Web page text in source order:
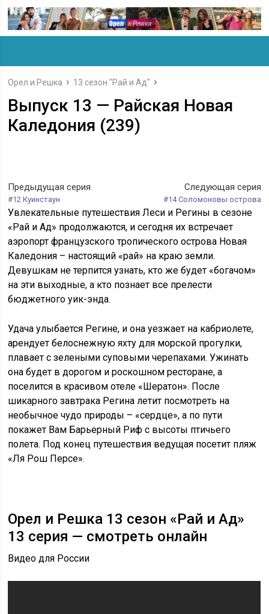
Орел и Решка 13 сезон "Рай и Ад"
Выпуск 13 — Райская Новая
Каледония (239)
Предыдущая серия
#12 Куинстаун
Следующая серия
#14 Соломоновы острова
Увлекательные путешествия Леси и Регины в сезоне
«Рай и Ад» продолжаются, и сегодня их встречает
аэропорт французского тропического острова Новая
Каледония – настоящий «рай» на краю земли.
Девушкам не терпится узнать, кто же будет «богачом»
на эти выходные, а кто познает все прелести
бюджетного уик-энда.
Удача улыбается Регине, и она уезжает на кабриолете,
арендует белоснежную яхту для морской прогулки,
плавает с зелеными суповыми черепахами. Ужинать
она будет в дорогом и роскошном ресторане, а
поселится в красивом отеле «Шератон». После
шикарного завтрака Регина летит посмотреть на
необычное чудо природы – «сердце», а по пути
покажет Вам Барьерный Риф с высоты птичьего
полета. Под конец путешествия ведущая посетит пляж
«Ля Рош Персе».
Орел и Решка 13 сезон «Рай и Ад»
13 серия — смотреть онлайн
Видео для России